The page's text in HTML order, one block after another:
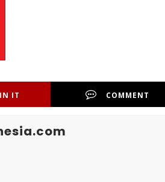
IT COMMENT